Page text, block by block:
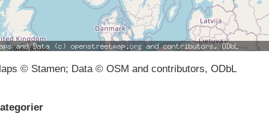
© Stamen; Data © OSM and contributors, ODbL